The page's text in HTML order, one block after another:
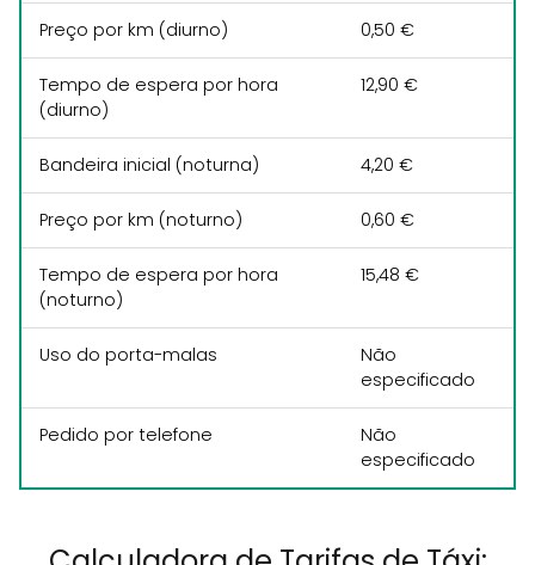
Preço por km (diurno) 0,50 €
Tempo de espera por hora
(diurno)
12,90 €
Bandeira inicial (noturna) 4,20 €
Preço por km (noturno) 0,60 €
Tempo de espera por hora
(noturno)
15,48 €
Uso do porta-malas
Não
especificado
Pedido por telefone
Não
especificado